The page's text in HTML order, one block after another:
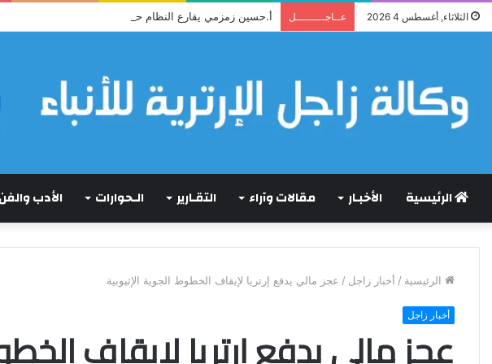
الثلاثاء, أغسطس 4 2026 عــاجـــــــــل أ.حسين زمزمي يقارع النظام حجة بحجة
الرئيسية الأخبـار مقالات وآراء التقـارير الـحوارات الأدب والفن
الرئيسية / أخبار زاجل / عجز مالي يدفع إرتريا لإيقاف الخطوط الجوية الإثيوبية
أخبار زاجل
عجز مالي يدفع إرتريا لإيقاف